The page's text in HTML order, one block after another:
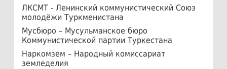
ЛКСМТ - Ленинский коммунистический Союз
молодёжи Туркменистана
Мусбюро – Мусульманское бюро
Коммунистической партии Туркестана
Наркомзем – Народный комиссариат
земледелия